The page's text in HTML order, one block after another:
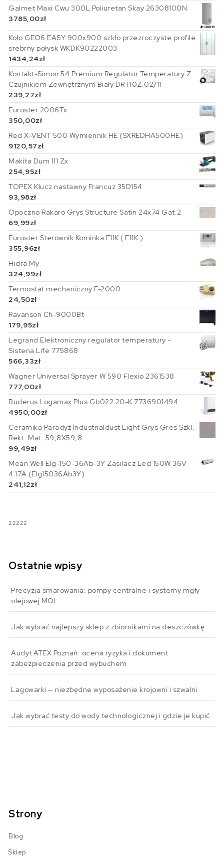
Galmet Maxi Cwu 300L Poliuretan Skay 26308100N
3785,00zł
Koło GEO6 EASY 900x900 szkło przezroczyste profile
srebrny połysk WKDK90222003
1434,24zł
Kontakt-Simon 54 Premium Regulator Temperatury Z
Czujnikiem Zewnętrznym Biały DRT10Z.02/11
239,27zł
Euroster 2006Tx
350,00zł
Red X-VENT 500 Wymiennik HE (SXREDHA500HE)
9120,57zł
Makita Dum 111 Zx
254,95zł
TOPEX Klucz nastawny Francuz 35D154
93,98zł
Opoczno Rakaro Grys Structure Satin 24x74 Gat.2
69,99zł
Euroster Sterownik Kominka E11K ( E11K )
355,96zł
Hidra My
324,99zł
Termostat mechaniczny F-2000
24,50zł
Ravanson Ch-9000Bt
179,95zł
Legrand Elektroniczny regulator temperatury -
Sistena Life 775868
566,33zł
Wagner Universal Sprayer W 590 Flexio 2361538
777,00zł
Buderus Logamax Plus Gb022 20-K 7736901494
4950,00zł
Ceramika Paradyż Industrialdust Light Grys Gres Szkl.
Rekt. Mat. 59,8X59,8
99,49zł
Mean Well Elg-150-36Ab-3Y Zasilacz Led 150W 36V
4.17A (Elg15036Ab3Y)
241,12zł
zzzzz
Ostatnie wpisy
Precyzja smarowania: pompy centralne i systemy mgły
olejowej MQL
Jak wybrać najlepszy sklep z zbiornikami na deszczówkę
Audyt ATEX Poznań: ocena ryzyka i dokument
zabezpieczenia przed wybuchem
Lagowarki — niezbędne wyposażenie krojowni i szwalni
Jak wybrać testy do wody technologicznej i gdzie je kupić
Strony
Blog
Sklep